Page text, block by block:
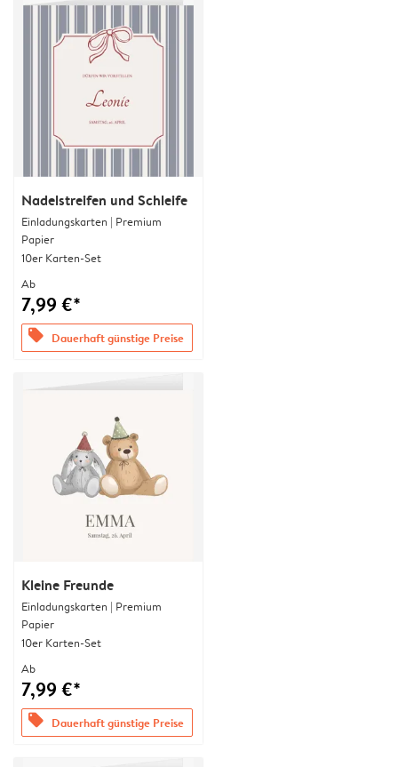
Nadelstreifen und Schleife
Einladungskarten | Premium
Papier
10er Karten-Set
Ab
7,99 €*
offers Dauerhaft günstige Preise
Kleine Freunde
Einladungskarten | Premium
Papier
10er Karten-Set
Ab
7,99 €*
offers Dauerhaft günstige Preise